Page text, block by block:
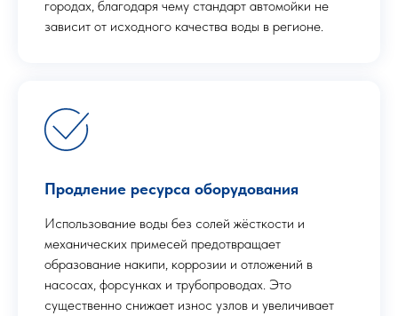
городах, благодаря чему стандарт автомойки не
зависит от исходного качества воды в регионе.
Продление ресурса оборудования
Использование воды без солей жёсткости и
механических примесей предотвращает
образование накипи, коррозии и отложений в
насосах, форсунках и трубопроводах. Это
существенно снижает износ узлов и увеличивает